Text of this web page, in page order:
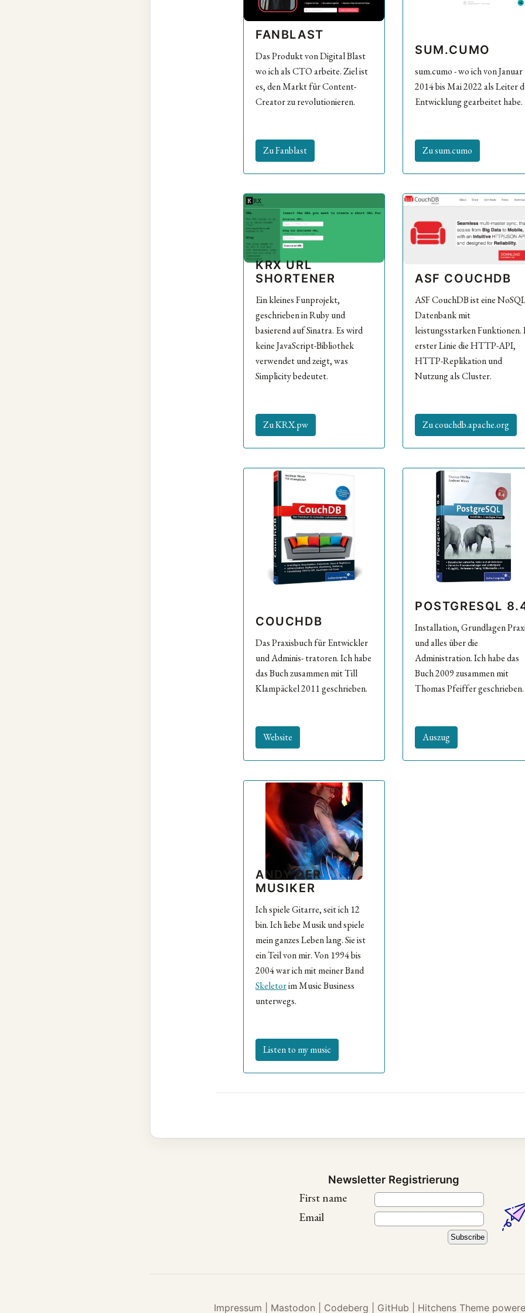
FANBLAST
Das Produkt von Digital Blast
wo ich als CTO arbeite. Ziel ist
es, den Markt für Content-
Creator zu revolutionieren.
Zu Fanblast
SUM.CUMO
sum.cumo - wo ich von Januar
2014 bis Mai 2022 als Leiter
Entwicklung gearbeitet habe.
Zu sum.cumo
KRX URL
SHORTENER
Ein kleines Funprojekt,
geschrieben in Ruby und
basierend auf Sinatra. Es wird
keine JavaScript-Bibliothek
verwendet und zeigt, was
Simplicity bedeutet.
Zu KRX.pw
ASF COUCHDB
ASF CouchDB ist eine
Datenbank mit
leistungsstarken Funktionen.
erster Linie die HTTP-API,
HTTP-Replikation und
Nutzung als Cluster.
Zu couchdb.apache.org
COUCHDB
Das Praxisbuch für Entwickler
und Adminis- tratoren. Ich habe
das Buch zusammen mit Till
Klampäckel 2011 geschrieben.
Website
POSTGRESQL
Installation, Grundlagen
und alles über die
Administration. Ich habe das
Buch 2009 zusammen mit
Thomas Pfeiffer geschrieben.
Auszug
ANDY DER
MUSIKER
Ich spiele Gitarre, seit ich 12
bin. Ich liebe Musik und spiele
mein ganzes Leben lang. Sie ist
ein Teil von mir. Von 1994 bis
2004 war ich mit meiner Band
Skeletorim Music Business
unterwegs.
Listen to my music
Newsletter Registrierung
First name
Email
Impressum Mastodon Codeberg GitHub Hitchens Theme